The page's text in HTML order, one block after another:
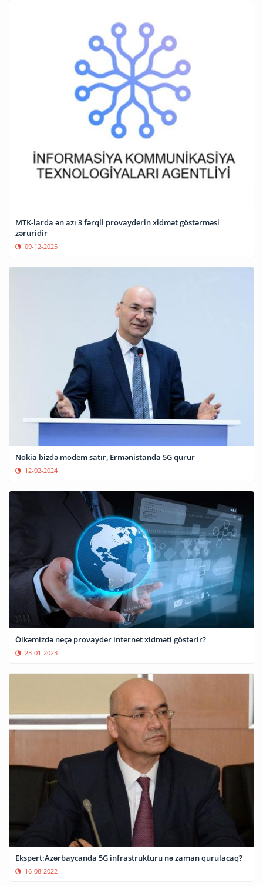
MTK-larda ən azı 3 fərqli provayderin xidmət göstərməsi
zəruridir
09-12-2025
Nokia bizdə modem satır, Ermənistanda 5G qurur
12-02-2024
Ölkəmizdə neçə provayder internet xidməti göstərir?
23-01-2023
Ekspert:Azərbaycanda 5G infrastrukturu nə zaman qurulacaq?
16-08-2022